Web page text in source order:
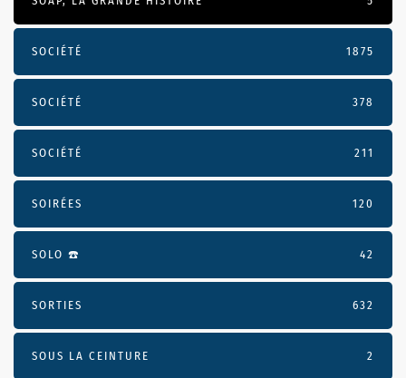
SOCIÉTÉ 1875
SOCIÉTÉ 378
SOCIÉTÉ 211
SOIRÉES 120
SOLO ☎️ 42
SORTIES 632
SOUS LA CEINTURE 2